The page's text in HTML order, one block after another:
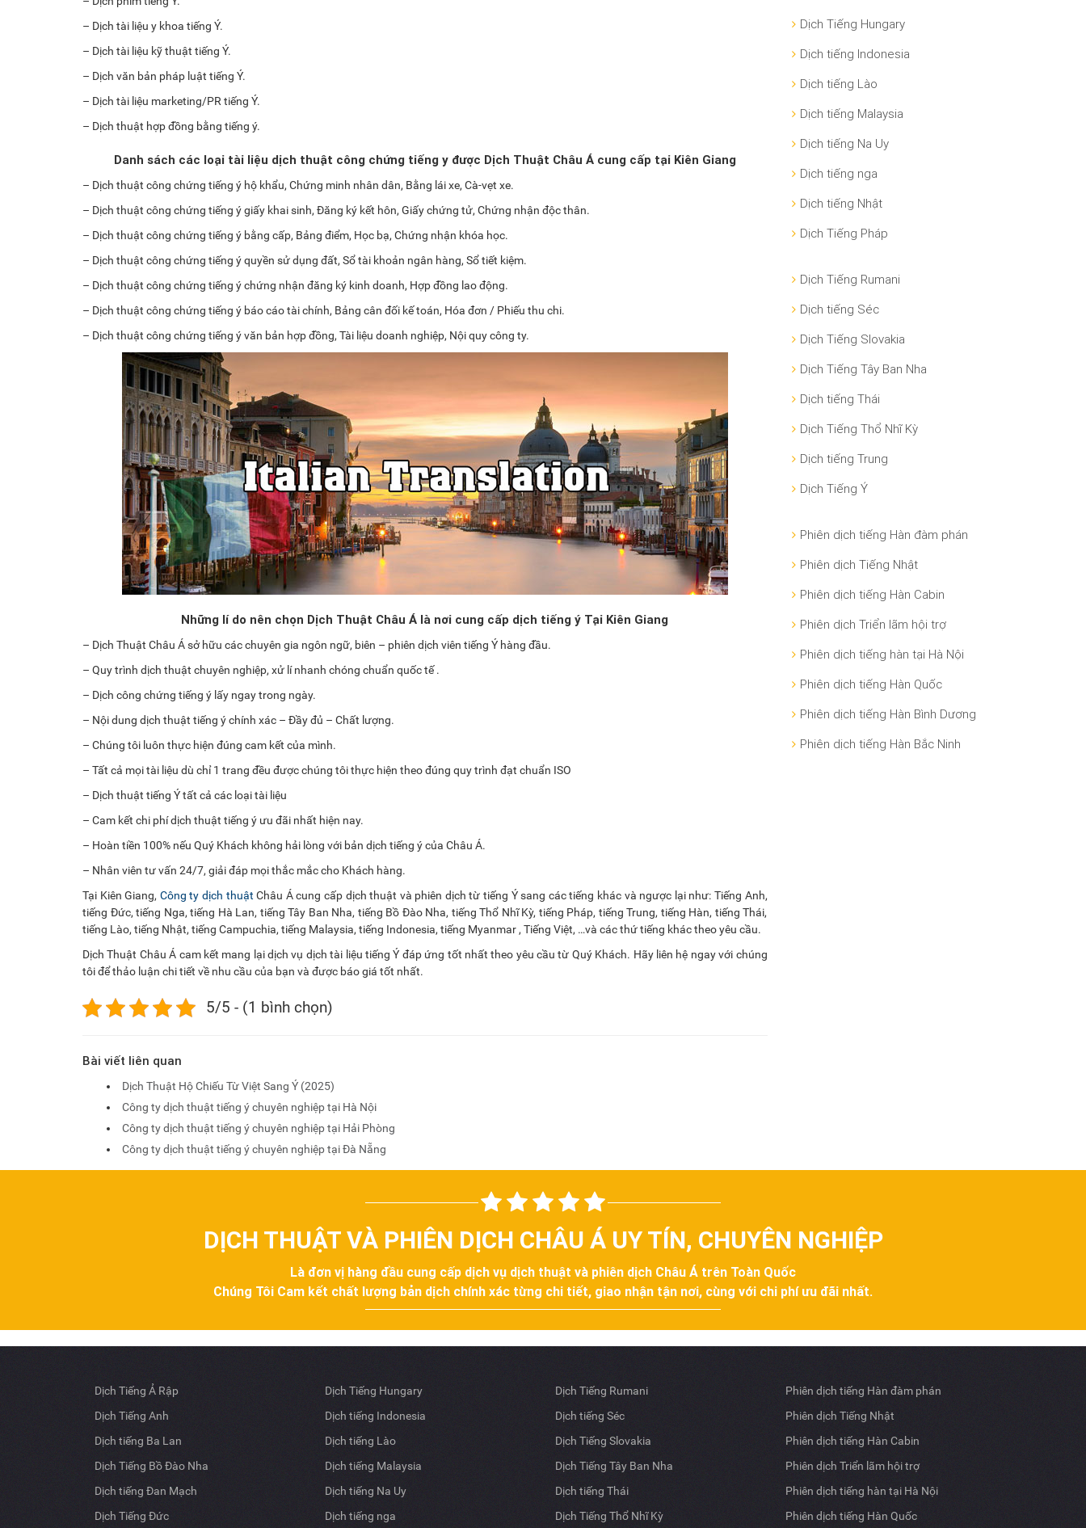
– Dịch tài liệu y khoa tiếng Ý.
– Dịch tài liệu kỹ thuật tiếng Ý.
– Dịch văn bản pháp luật tiếng Ý.
– Dịch tài liệu marketing/PR tiếng Ý.
– Dịch thuật hợp đồng bằng tiếng ý.
Danh sách các loại tài liệu dịch thuật công chứng tiếng y được Dịch Thuật Châu Á cung cấp tại Kiên Giang
– Dịch thuật công chứng tiếng ý hộ khẩu, Chứng minh nhân dân, Bằng lái xe, Cà-vẹt xe.
– Dịch thuật công chứng tiếng ý giấy khai sinh, Đăng ký kết hôn, Giấy chứng tử, Chứng nhận độc thân.
– Dịch thuật công chứng tiếng ý bằng cấp, Bảng điểm, Học bạ, Chứng nhận khóa học.
– Dịch thuật công chứng tiếng ý quyền sử dụng đất, Sổ tài khoản ngân hàng, Sổ tiết kiệm.
– Dịch thuật công chứng tiếng ý chứng nhận đăng ký kinh doanh, Hợp đồng lao động.
– Dịch thuật công chứng tiếng ý báo cáo tài chính, Bảng cân đối kế toán, Hóa đơn / Phiếu thu chi.
– Dịch thuật công chứng tiếng ý văn bản hợp đồng, Tài liệu doanh nghiệp, Nội quy công ty.
Những lí do nên chọn Dịch Thuật Châu Á là nơi cung cấp dịch tiếng ý Tại Kiên Giang
– Dịch Thuật Châu Á sở hữu các chuyên gia ngôn ngữ, biên – phiên dịch viên tiếng Ý hàng đầu.
– Quy trình dịch thuật chuyên nghiệp, xử lí nhanh chóng chuẩn quốc tế .
– Dịch công chứng tiếng ý lấy ngay trong ngày.
– Nội dung dịch thuật tiếng ý chính xác – Đầy đủ – Chất lượng.
– Chúng tôi luôn thực hiện đúng cam kết của mình.
– Tất cả mọi tài liệu dù chỉ 1 trang đều được chúng tôi thực hiện theo đúng quy trình đạt chuẩn ISO
– Dịch thuật tiếng Ý tất cả các loại tài liệu
– Cam kết chi phí dịch thuật tiếng ý ưu đãi nhất hiện nay.
– Hoàn tiền 100% nếu Quý Khách không hải lòng với bản dịch tiếng ý của Châu Á.
– Nhân viên tư vấn 24/7, giải đáp mọi thắc mắc cho Khách hàng.
Tại Kiên Giang, Công ty dịch thuật Châu Á cung cấp dịch thuật và phiên dịch từ tiếng Ý sang các tiếng khác và ngược lại như: Tiếng Anh,
tiếng Đức, tiếng Nga, tiếng Hà Lan, tiếng Tây Ban Nha, tiếng Bồ Đào Nha, tiếng Thổ Nhĩ Kỳ, tiếng Pháp, tiếng Trung, tiếng Hàn, tiếng Thái,
tiếng Lào, tiếng Nhật, tiếng Campuchia, tiếng Malaysia, tiếng Indonesia, tiếng Myanmar , Tiếng Việt, …và các thứ tiếng khác theo yêu cầu.
Dịch Thuật Châu Á cam kết mang lại dịch vụ dịch tài liệu tiếng Ý đáp ứng tốt nhất theo yêu cầu từ Quý Khách. Hãy liên hệ ngay với chúng
tôi để thảo luận chi tiết về nhu cầu của bạn và được báo giá tốt nhất.
5/5 - (1 bình chọn)
Bài viết liên quan
Dịch Thuật Hộ Chiếu Từ Việt Sang Ý (2025)
Công ty dịch thuật tiếng ý chuyên nghiệp tại Hà Nội
Công ty dịch thuật tiếng ý chuyên nghiệp tại Hải Phòng
Công ty dịch thuật tiếng ý chuyên nghiệp tại Đà Nẵng
Dịch Tiếng Hungary
Dịch tiếng Indonesia
Dịch tiếng Lào
Dịch tiếng Malaysia
Dịch tiếng Na Uy
Dịch tiếng nga
Dịch tiếng Nhật
Dịch Tiếng Pháp
Dịch Tiếng Rumani
Dịch tiếng Séc
Dịch Tiếng Slovakia
Dịch Tiếng Tây Ban Nha
Dịch tiếng Thái
Dịch Tiếng Thổ Nhĩ Kỳ
Dịch tiếng Trung
Dịch Tiếng Ý
Phiên dịch tiếng Hàn đàm phán
Phiên dịch Tiếng Nhật
Phiên dịch tiếng Hàn Cabin
Phiên dịch Triển lãm hội trợ
Phiên dịch tiếng hàn tại Hà Nội
Phiên dịch tiếng Hàn Quốc
Phiên dịch tiếng Hàn Bình Dương
Phiên dịch tiếng Hàn Bắc Ninh
DỊCH THUẬT VÀ PHIÊN DỊCH CHÂU Á UY TÍN, CHUYÊN NGHIỆP
Là đơn vị hàng đầu cung cấp dịch vụ dịch thuật và phiên dịch Châu Á trên Toàn Quốc
Chúng Tôi Cam kết chất lượng bản dịch chính xác từng chi tiết, giao nhận tận nơi, cùng với chi phí ưu đãi nhất.
Dịch Tiếng Ả Rập
Dịch Tiếng Anh
Dịch tiếng Ba Lan
Dịch Tiếng Bồ Đào Nha
Dịch tiếng Đan Mạch
Dịch Tiếng Đức
Dịch Tiếng Hungary
Dịch tiếng Indonesia
Dịch tiếng Lào
Dịch tiếng Malaysia
Dịch tiếng Na Uy
Dịch tiếng nga
Dịch Tiếng Rumani
Dịch tiếng Séc
Dịch Tiếng Slovakia
Dịch Tiếng Tây Ban Nha
Dịch tiếng Thái
Dịch Tiếng Thổ Nhĩ Kỳ
Phiên dịch tiếng Hàn đàm phán
Phiên dịch Tiếng Nhật
Phiên dịch tiếng Hàn Cabin
Phiên dịch Triển lãm hội trợ
Phiên dịch tiếng hàn tại Hà Nội
Phiên dịch tiếng Hàn Quốc